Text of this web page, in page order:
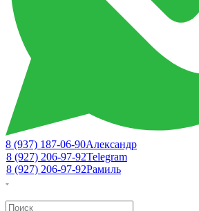
8 (937) 187-06-90Александр
8 (927) 206-97-92Telegram
8 (927) 206-97-92Рамиль